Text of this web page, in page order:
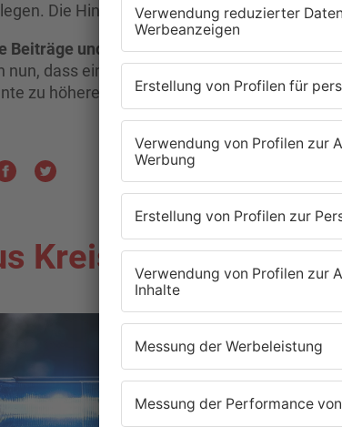
Die Hintergründe dieser
Beiträge und Einschnitte
nun, dass ein neuer Vorstand drastische
zu höheren Beiträgen und
Kreis Miltenberg